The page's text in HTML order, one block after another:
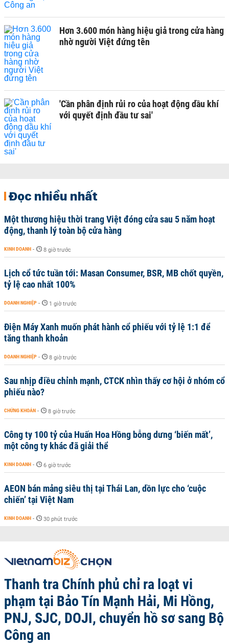
Hơn 3.600 món hàng hiệu giả trong cửa hàng
nhờ người Việt đứng tên
'Cần phân định rủi ro của hoạt động dầu khí
với quyết định đầu tư sai'
Đọc nhiều nhất
Một thương hiệu thời trang Việt đóng cửa sau 5 năm hoạt
động, thanh lý toàn bộ cửa hàng
KINH DOANH - 8 giờ trước
Lịch cổ tức tuần tới: Masan Consumer, BSR, MB chốt quyền,
tỷ lệ cao nhất 100%
DOANH NGHIỆP - 1 giờ trước
Điện Máy Xanh muốn phát hành cổ phiếu với tỷ lệ 1:1 để
tăng thanh khoản
DOANH NGHIỆP - 8 giờ trước
Sau nhịp điều chỉnh mạnh, CTCK nhìn thấy cơ hội ở nhóm cổ
phiếu nào?
CHỨNG KHOÁN - 8 giờ trước
Công ty 100 tỷ của Huấn Hoa Hồng bỗng dưng ‘biến mất’,
một công ty khác đã giải thể
KINH DOANH - 6 giờ trước
AEON bán mảng siêu thị tại Thái Lan, dồn lực cho ‘cuộc
chiến’ tại Việt Nam
KINH DOANH - 30 phút trước
Thanh tra Chính phủ chỉ ra loạt vi
phạm tại Bảo Tín Mạnh Hải, Mi Hồng,
PNJ, SJC, DOJI, chuyển hồ sơ sang Bộ
Công an